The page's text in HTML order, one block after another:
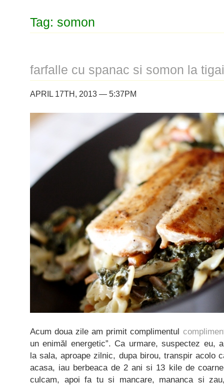
Tag: somon
farfalle cu spanac si somon la
APRIL 17TH, 2013 — 5:37PM
Acum doua zile am primit complimentul
un enimăl energetic”. Ca urmare, suspectez eu,
la sala, aproape zilnic, dupa birou, transpir acolo
acasa, iau berbeaca de 2 ani si 13 kile de
culcam, apoi fa tu si mancare, mananca si